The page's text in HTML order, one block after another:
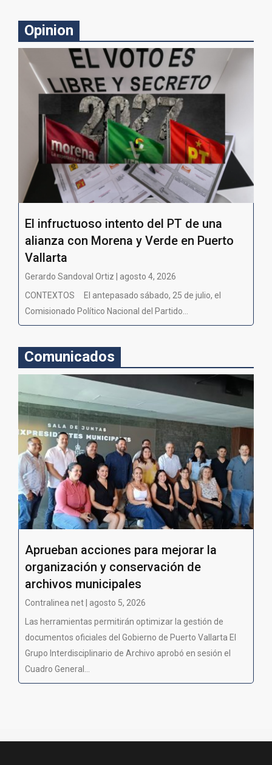
Opinion
El infructuoso intento del PT de una
alianza con Morena y Verde en Puerto
Vallarta
Gerardo Sandoval Ortiz | agosto 4, 2026
CONTEXTOS El antepasado sábado, 25 de julio, el
Comisionado Político Nacional del Partido...
Comunicados
Aprueban acciones para mejorar la
organización y conservación de
archivos municipales
Contralinea net | agosto 5, 2026
Las herramientas permitirán optimizar la gestión de
documentos oficiales del Gobierno de Puerto Vallarta El
Grupo Interdisciplinario de Archivo aprobó en sesión el
Cuadro General...